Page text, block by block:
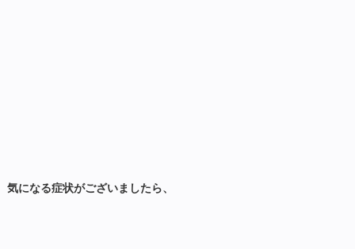
気になる症状がございましたら、